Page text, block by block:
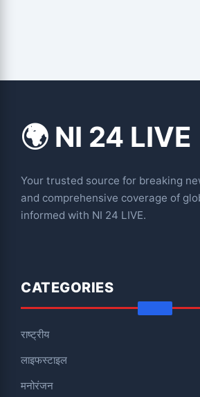
🌍 NI 24 LIVE
Your trusted source for breaking
and comprehensive coverage of
informed with NI 24 LIVE.
CATEGORIES
राष्ट्रीय
लाइफस्टाइल
मनोरंजन